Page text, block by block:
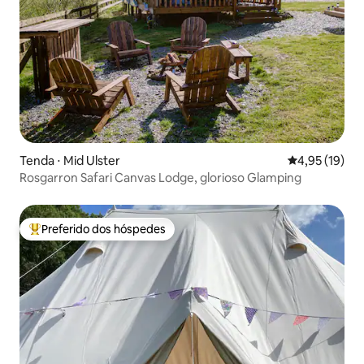
Tenda ⋅ Mid Ulster 4,95 de uma
4,95 (19)
Rosgarron Safari Canvas Lodge, glorioso Glamping
Entre os melhores preferidos dos hóspedes
Preferido dos hóspedes